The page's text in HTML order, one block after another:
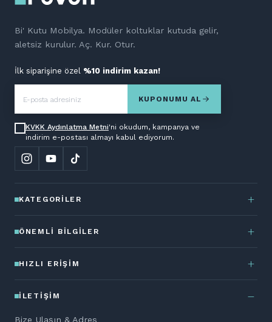
Bi' Kutu Mobilya. Modüler koltuklar kutuda gelir,
aletsiz kurulur. Aç. Kur. Otur.
İlk siparişine özel %10 indirim kazan!
KUPONUMU AL
KVKK Aydınlatma Metni'ni okudum, kampanya ve
indirim e-postası almayı kabul ediyorum.
KATEGORILER
ÖNEMLI BILGILER
HIZLI ERIŞIM
İLETIŞIM
Bize Ulaşın & Adres